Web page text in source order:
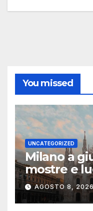
You missed
UNCATEGORIZED
Milano a
mostre e
AGOSTO 8,